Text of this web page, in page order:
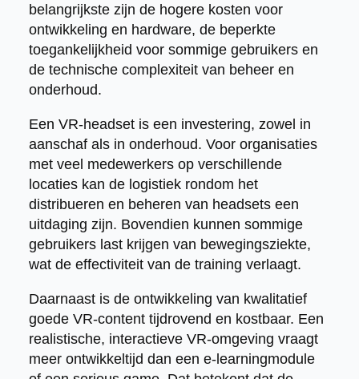
belangrijkste zijn de hogere kosten voor
ontwikkeling en hardware, de beperkte
toegankelijkheid voor sommige gebruikers en
de technische complexiteit van beheer en
onderhoud.
Een VR-headset is een investering, zowel in
aanschaf als in onderhoud. Voor organisaties
met veel medewerkers op verschillende
locaties kan de logistiek rondom het
distribueren en beheren van headsets een
uitdaging zijn. Bovendien kunnen sommige
gebruikers last krijgen van bewegingsziekte,
wat de effectiviteit van de training verlaagt.
Daarnaast is de ontwikkeling van kwalitatief
goede VR-content tijdrovend en kostbaar. Een
realistische, interactieve VR-omgeving vraagt
meer ontwikkeltijd dan een e-learningmodule